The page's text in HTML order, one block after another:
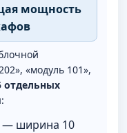
мощность
«модуль 101»,
отдельных
— ширина 10